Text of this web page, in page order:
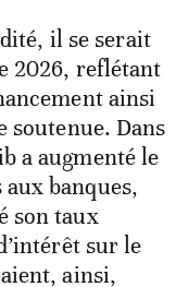
il se serait
2026, reflétant
ainsi
Dans
a augmenté le
banques,
son taux
sur le
ainsi,